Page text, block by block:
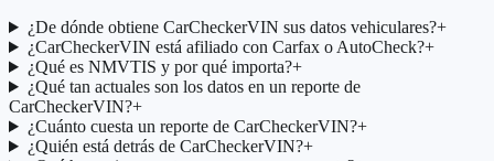
¿De dónde obtiene CarCheckerVIN sus datos vehiculares?+
¿CarCheckerVIN está afiliado con Carfax o AutoCheck?+
¿Qué es NMVTIS y por qué importa?+
¿Qué tan actuales son los datos en un reporte de
CarCheckerVIN?+
¿Cuánto cuesta un reporte de CarCheckerVIN?+
¿Quién está detrás de CarCheckerVIN?+